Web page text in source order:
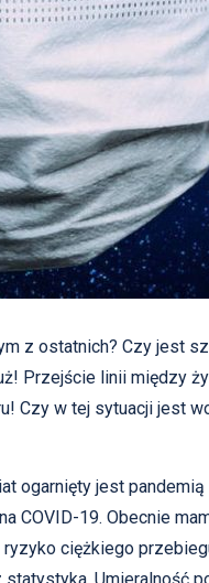
z ostatnich? Czy jest
Przejście linii między
Czy w tej sytuacji jest
ogarnięty jest
COVID-19. Obecnie
ciężkiego